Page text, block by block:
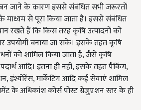
बन जाने के कारण इससे संबंधित सभी जरूरतों
से पूरा किया जाता है। इससे संबंधित
रखते हैं कि किस तरह कृषि उत्पादनों को
बनाया जा सके। इसके तहत कृषि
को शामिल किया जाता है, जैसे कृषि
आदि। इतना ही नहीं, इसके तहत पैकिंग,
इंश्योरेंस, मार्केटिंग आदि कई सेवाएं शामिल
के अधिकांश कोर्स पोस्ट ग्रेजुएशन स्तर के ही